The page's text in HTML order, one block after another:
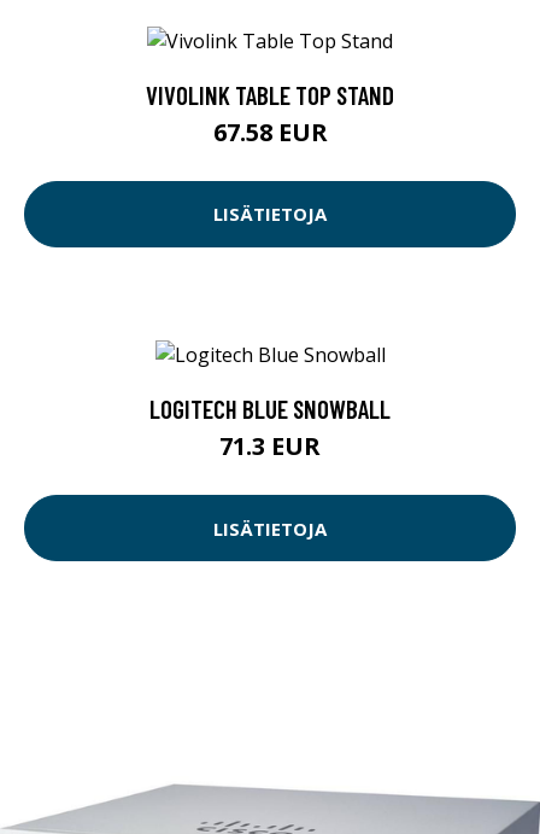
VIVOLINK TABLE TOP STAND
67.58 EUR
LISÄTIETOJA
LOGITECH BLUE SNOWBALL
71.3 EUR
LISÄTIETOJA